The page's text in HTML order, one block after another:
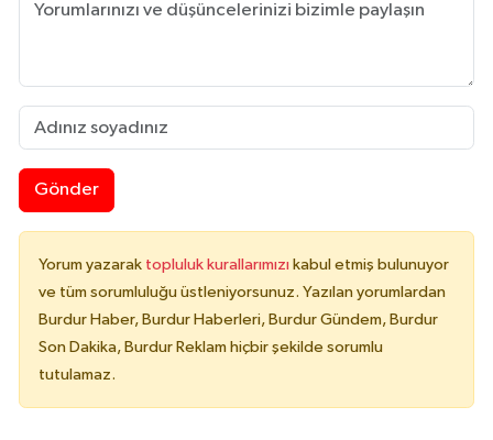
Gönder
Yorum yazarak topluluk kurallarımızı kabul etmiş bulunuyor
ve tüm sorumluluğu üstleniyorsunuz. Yazılan yorumlardan
Burdur Haber, Burdur Haberleri, Burdur Gündem, Burdur
Son Dakika, Burdur Reklam hiçbir şekilde sorumlu
tutulamaz.